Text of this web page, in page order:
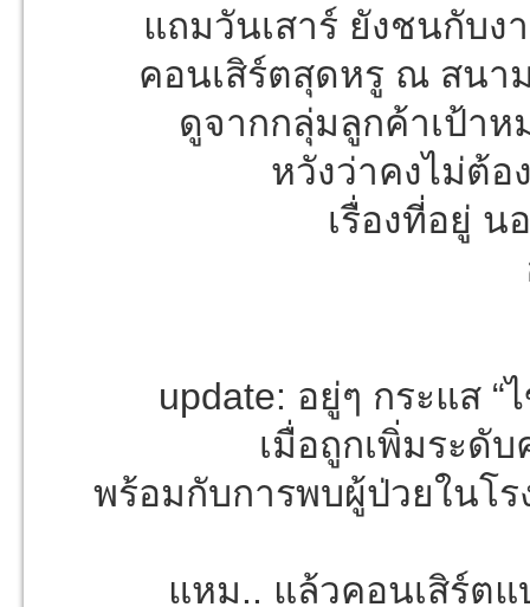
แถมวันเสาร์ ยังชนกับง
คอนเสิร์ตสุดหรู ณ สนา
ดูจากกลุ่มลูกค้าเป้า
หวังว่าคงไม่ต้อ
เรื่องที่อยู่
update: อยู่ๆ กระแส
เมื่อถูกเพิ่มระดั
พร้อมกับการพบผู้ป่วยในโ
แหม.. แล้วคอนเสิร์ตแ